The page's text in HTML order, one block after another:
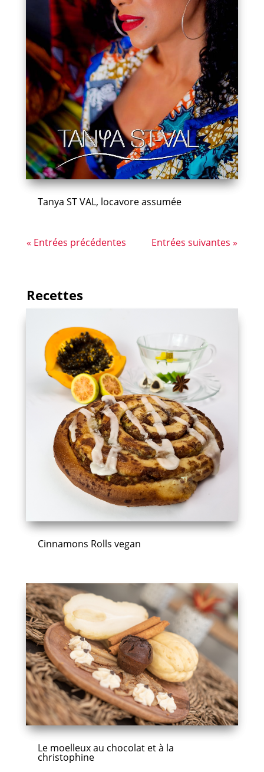
Tanya ST VAL, locavore assumée
« Entrées précédentes Entrées suivantes »
Recettes
Cinnamons Rolls vegan
Le moelleux au chocolat et à la
christophine